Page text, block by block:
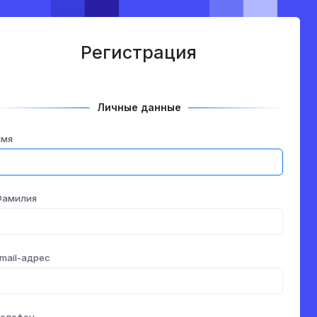
Регистрация
Личные данные
адрес